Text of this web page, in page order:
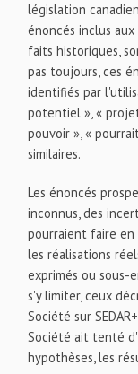
législation
énoncés inclus
faits historiques,
pas toujours, ces
identifiés par
potentiel », «
pouvoir », «
similaires.
Les énoncés
inconnus, des
pourraient faire
les réalisations
exprimés ou sous-
s'y limiter, ceux
Société sur
Société ait tenté
hypothèses, les